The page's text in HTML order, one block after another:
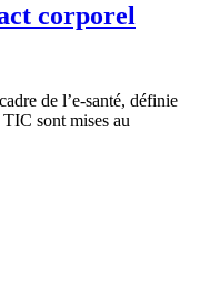
corporel
de l’e-santé, définie
sont mises au